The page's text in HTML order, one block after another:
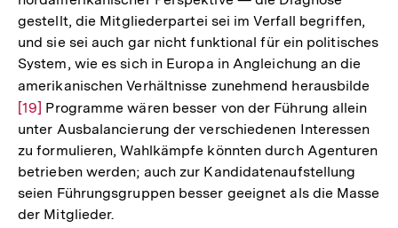
gestellt, die Mitgliederpartei sei im Verfall begriffen,
und sie sei auch gar nicht funktional für ein politisches
System, wie es sich in Europa in Angleichung an die
amerikanischen Verhältnisse zunehmend herausbilde
[19] Programme wären besser von der Führung allein
unter Ausbalancierung der verschiedenen Interessen
zu formulieren, Wahlkämpfe könnten durch Agenturen
betrieben werden; auch zur Kandidatenaufstellung
seien Führungsgruppen besser geeignet als die Masse
der Mitglieder.